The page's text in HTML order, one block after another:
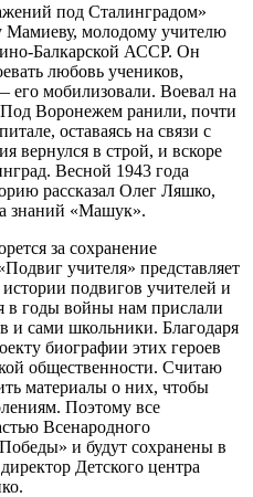
под Сталинградом»
Мамиеву, молодому учителю
Балкарской АССР. Он
любовь учеников,
его мобилизовали. Воевал на
Воронежем ранили, почти
оставаясь на связи с
вернулся в строй, и вскоре
Весной 1943 года
рассказал Олег Ляшко,
знаний «Машук».
за сохранение
учителя» представляет
подвигов учителей и
в годы войны нам прислали
и сами школьники. Благодаря
биографии этих героев
общественности. Считаю
материалы о них, чтобы
Поэтому все
Всенародного
и будут сохранены в
Детского центра